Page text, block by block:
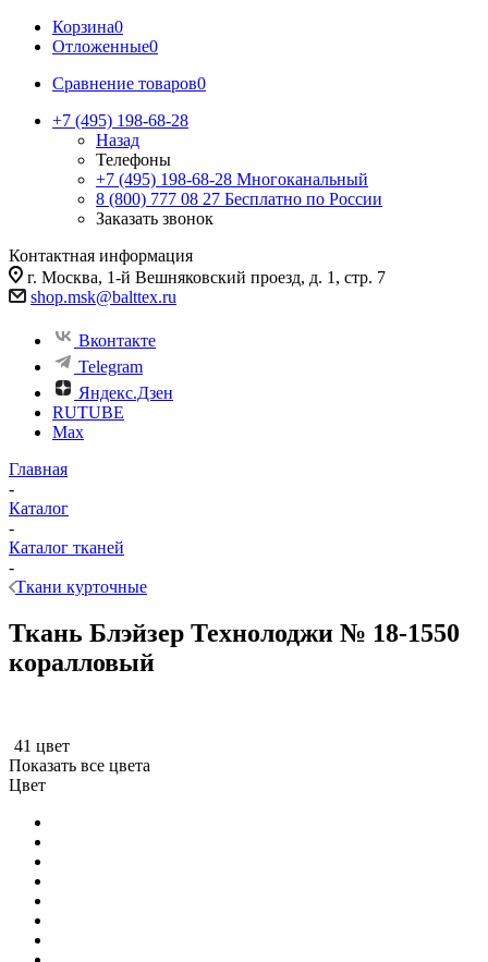
Корзина0
Отложенные0
Сравнение товаров0
+7 (495) 198-68-28
Назад
Телефоны
+7 (495) 198-68-28 Многоканальный
8 (800) 777 08 27 Бесплатно по России
Заказать звонок
Контактная информация
г. Москва, 1-й Вешняковский проезд, д. 1, стр. 7
shop.msk@balttex.ru
Вконтакте
Telegram
Яндекс.Дзен
RUTUBE
Max
Главная
-
Каталог
-
Каталог тканей
-
Ткани курточные
Ткань Блэйзер Технолоджи № 18-1550
коралловый
41 цвет
Показать все цвета
Цвет